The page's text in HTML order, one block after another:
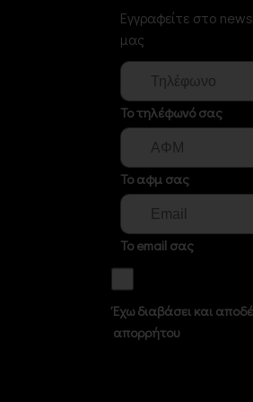
Εγγραφείτε στο
μας
Το τηλέφωνό σας
Το αφμ σας
Το email σας
Έχω διαβάσει και
απορρήτου